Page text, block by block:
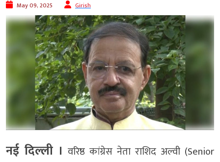
May 09, 2025 Girish
नई दिल्ली । वरिष्ठ कांग्रेस नेता राशिद अल्वी (Senior